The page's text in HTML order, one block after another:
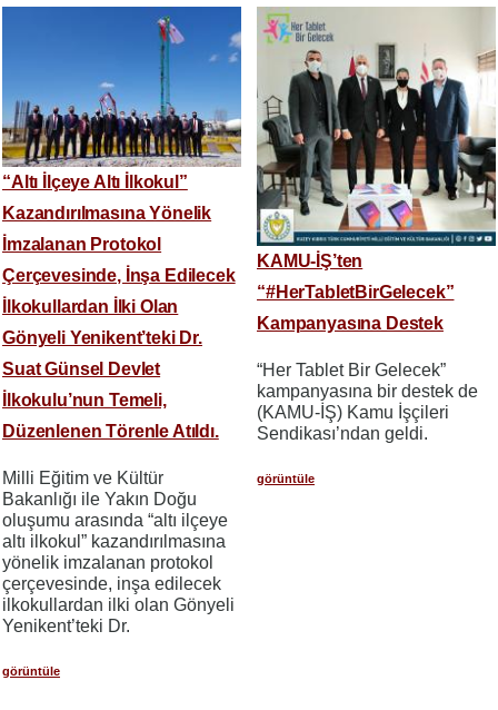
“Altı İlçeye Altı İlkokul”
Kazandırılmasına Yönelik
İmzalanan Protokol
Çerçevesinde, İnşa Edilecek
İlkokullardan İlki Olan
Gönyeli Yenikent’teki Dr.
Suat Günsel Devlet
İlkokulu’nun Temeli,
Düzenlenen Törenle Atıldı.
Milli Eğitim ve Kültür
Bakanlığı ile Yakın Doğu
oluşumu arasında “altı ilçeye
altı ilkokul” kazandırılmasına
yönelik imzalanan protokol
çerçevesinde, inşa edilecek
ilkokullardan ilki olan Gönyeli
Yenikent’teki Dr.
görüntüle
KAMU-İŞ’ten
“#HerTabletBirGelecek”
Kampanyasına Destek
“Her Tablet Bir Gelecek”
kampanyasına bir destek de
(KAMU-İŞ) Kamu İşçileri
Sendikası’ndan geldi.
görüntüle